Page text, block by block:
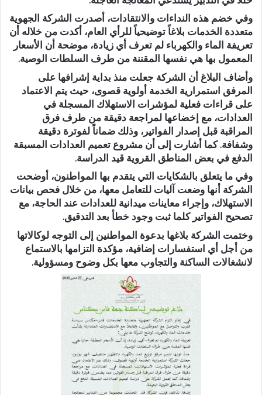
وفي خضم هذه النداءات والانتقادات، أصدرت الشركة الجهوية
متعددة الخدمات بلاغاً توضيحياً للرأي العام، أكدت من خلاله أن
تعريفة الماء والكهرباء لم تعرف أي زيادة، موضحة أن الأسعار
المعمول بها هي نفسها المقننة من طرف السلطات الوصية.
وأضاف البلاغ أن الشركة جعلت منذ بداية إشرافها على
المرفق استمرارية الخدمة أولوية قصوى، حيث يتم الاعتماد
على قراءات فعلية لمؤشرات الاستهلاك المسجلة في
العدادات، مع إخضاعها لمراجعة دقيقة من طرف فرق
المراقبة قبل إصدار الفواتير، وذلك ضماناً لفوترة دقيقة
وشفافة. كما أشارت إلى أن مشروع تعميم العدادات المسبقة
الدفع في بعض المناطق القروية قيد الدراسة.
وفي ما يتعلق بالشكايات التي يتقدم بها المواطنون، أوضحت
الشركة أنها وضعت آليات للتعامل معها، من خلال فحص بيانات
الاستهلاك، وإجراء معاينات ميدانية للعدادات عند الحاجة، مع
تصحيح الفواتير كلما ثبت وجود خطأ بعد التدقيق.
وختمت الشركة بلاغها بدعوة المواطنين إلى التوجه لوكالاتها
من أجل أي استفسارات إضافية، مؤكدة التزامها بالاستماع
لانشغالات الساكنة والتجاوب معها بكل وضوح ومسؤولية.